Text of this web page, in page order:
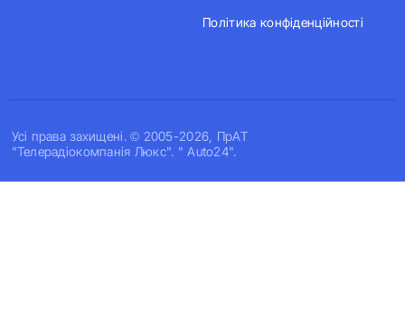
Усi права захищенi. © 2005-2026, ПрАТ
"Телерадіокомпанія Люкс". " Auto24".
Політика конфіденційності